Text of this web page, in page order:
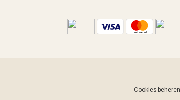
Cookies beheren